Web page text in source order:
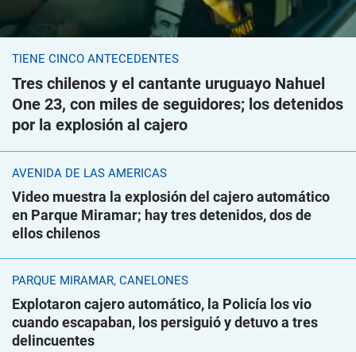
TIENE CINCO ANTECEDENTES
Tres chilenos y el cantante uruguayo Nahuel
One 23, con miles de seguidores; los detenidos
por la explosión al cajero
AVENIDA DE LAS AMÉRICAS
Video muestra la explosión del cajero automático
en Parque Miramar; hay tres detenidos, dos de
ellos chilenos
PARQUE MIRAMAR, CANELONES
Explotaron cajero automático, la Policía los vio
cuando escapaban, los persiguió y detuvo a tres
delincuentes